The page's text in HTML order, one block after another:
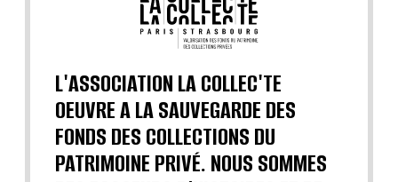
L'ASSOCIATION LA COLLEC'TE
OEUVRE A LA SAUVEGARDE DES
FONDS DES COLLECTIONS DU
PATRIMOINE PRIVÉ. NOUS SOMMES